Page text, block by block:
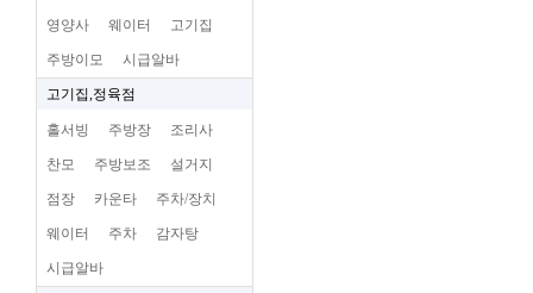
영양사 웨이터 고기집
주방이모 시급알바
고기집,정육점
홀서빙 주방장 조리사
찬모 주방보조 설거지
점장 카운타 주차/장치
웨이터 주차 감자탕
시급알바